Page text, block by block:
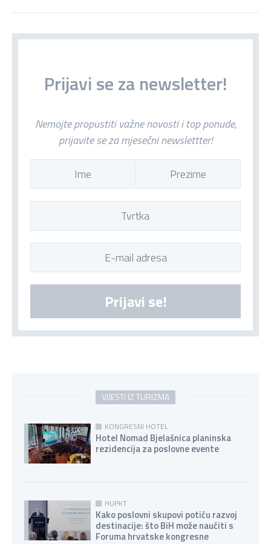
Prijavi se za newsletter!
Nemojte propustiti važne novosti i top ponude,
prijavite se za mjesečni newslettter!
Prijavi se!
VIJESTI IZ TURIZMA
KONGRESNI HOTEL
Hotel Nomad Bjelašnica planinska
rezidencija za poslovne evente
HUPKT
Kako poslovni skupovi potiču razvoj
destinacije: što BiH može naučiti s
Foruma hrvatske kongresne